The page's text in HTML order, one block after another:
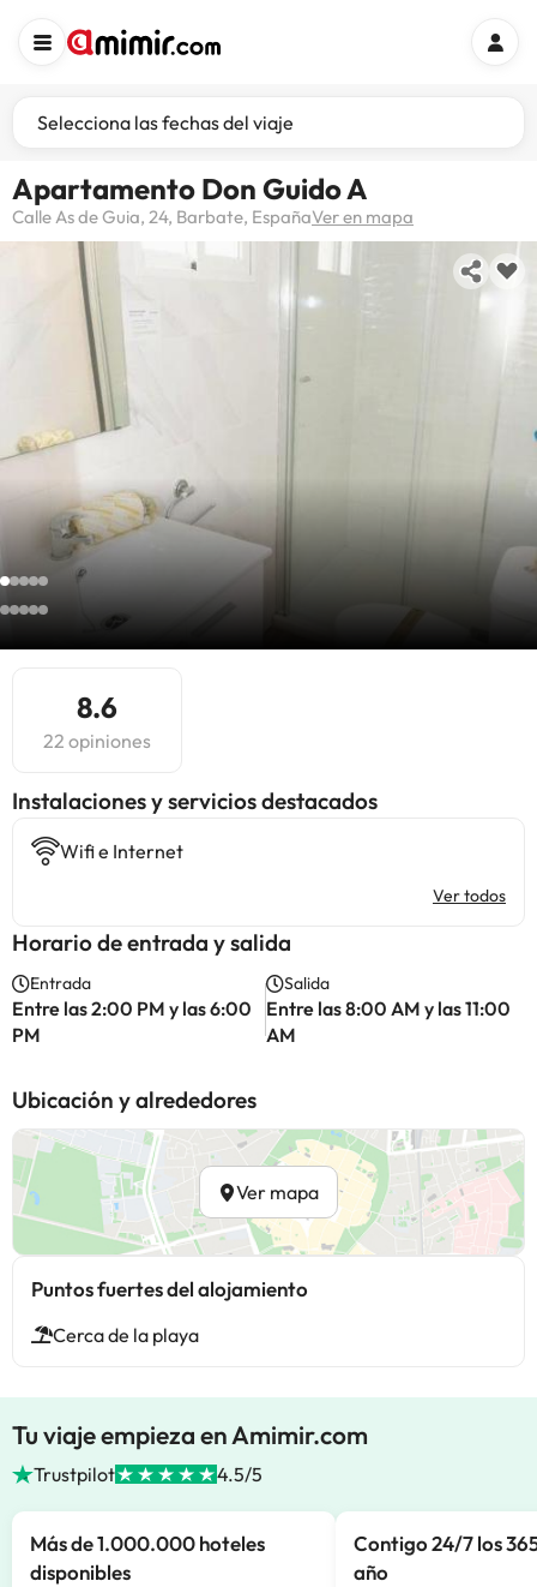
Selecciona las fechas del viaje
Apartamento Don Guido A
Calle As de Guia, 24, Barbate, EspañaVer en mapa
8.6
22 opiniones
Instalaciones y servicios destacados
Wifi e Internet
Ver todos
Horario de entrada y salida
Entrada
Entre las 2:00 PM y las 6:00
PM
Salida
Entre las 8:00 AM y las 11:00
AM
Ubicación y alrededores
Ver mapa
Puntos fuertes del alojamiento
Cerca de la playa
Tu viaje empieza en Amimir.com
Trustpilot 4.5/5
Más de 1.000.000 hoteles
disponibles
Contigo 24/7 los
año